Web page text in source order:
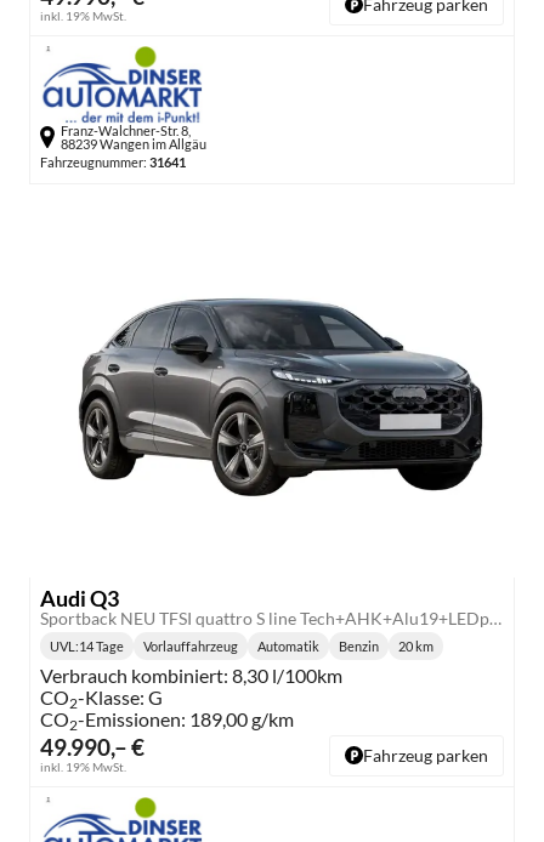
inkl. 19% MwSt.
Fahrzeug parken
Franz-Walchner-Str. 8,
88239 Wangen im Allgäu
Fahrzeugnummer: 31641
Audi Q3
Sportback NEU TFSI quattro S line Tech+AHK+Alu19+LEDplus+KlimaPlus+ExtSchwarz
49.990,– €
inkl. 19% MwSt.
Lieferzeit:
UVL :14 Tage Vorlauffahrzeug
Getriebe:
Automatik
Kraftstoff:
Benzin
Kilometerstand:
20 km
Verbrauch kombiniert: 8,30 l/100km
CO2-Klasse: G
CO2-Emissionen: 189,00 g/km
Fahrzeug parken